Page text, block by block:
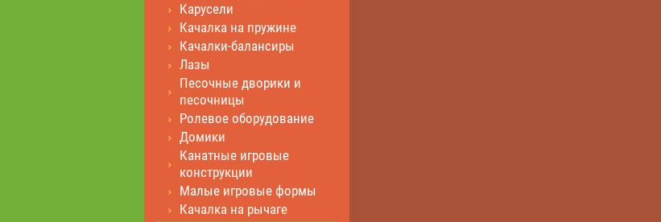
Карусели
Качалка на пружине
Качалки-балансиры
Лазы
Песочные дворики и
песочницы
Ролевое оборудование
Домики
Канатные игровые
конструкции
Малые игровые формы
Качалка на рычаге